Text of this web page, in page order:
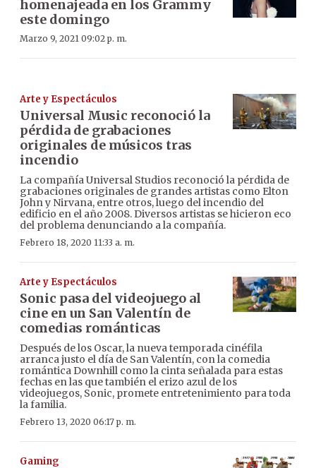
homenajeada en los Grammy
este domingo
Marzo 9, 2021 09:02 p. m.
Arte y Espectáculos
Universal Music reconoció la
pérdida de grabaciones
originales de músicos tras
incendio
La compañía Universal Studios reconoció la pérdida de
grabaciones originales de grandes artistas como Elton
John y Nirvana, entre otros, luego del incendio del
edificio en el año 2008. Diversos artistas se hicieron eco
del problema denunciando a la compañía.
Febrero 18, 2020 11:33 a. m.
Arte y Espectáculos
Sonic pasa del videojuego al
cine en un San Valentín de
comedias románticas
Después de los Oscar, la nueva temporada cinéfila
arranca justo el día de San Valentín, con la comedia
romántica Downhill como la cinta señalada para estas
fechas en las que también el erizo azul de los
videojuegos, Sonic, promete entretenimiento para toda
la familia.
Febrero 13, 2020 06:17 p. m.
Gaming